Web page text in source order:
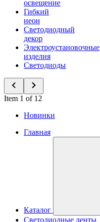
освещение
Гибкий
неон
Светодиодный
декор
Электроустановочные
изделия
Светодиоды
Item 1 of 12
Новинки
Главная
Каталог
Светодиодные ленты